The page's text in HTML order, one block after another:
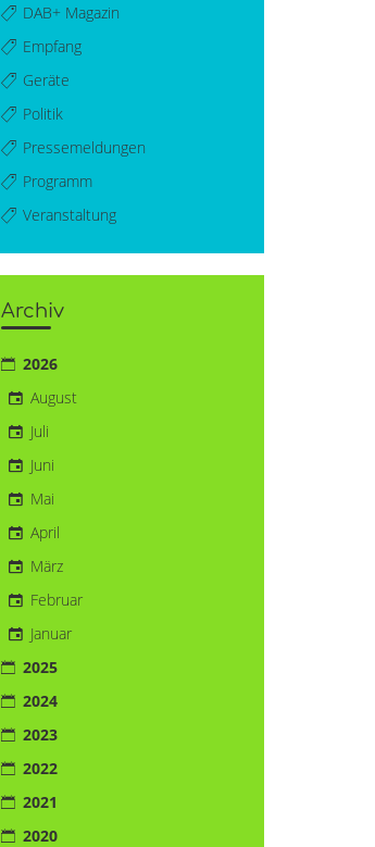
DAB+ Magazin
Empfang
Geräte
Politik
Pressemeldungen
Programm
Veranstaltung
Archiv
2026
August
Juli
Juni
Mai
April
März
Februar
Januar
2025
2024
2023
2022
2021
2020